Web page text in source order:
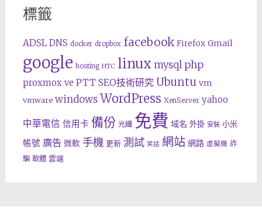
標籤
ADSL DNS docker dropbox facebook Firefox Gmail
google hosting HTC linux mysql php
proxmox ve PTT SEO技術研究 Ubuntu vm
vmware windows WordPress XenServer yahoo
中華電信 信用卡 備份 光纖 免費 域名 外掛 安裝 小米
帳號 廣告 微軟 手機 更新 測試 笑話 網站 網路 虛擬機 詐
騙 軟體 雲端